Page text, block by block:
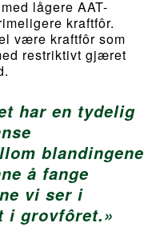
lågere AAT-
kraftfôr.
være kraftfôr som
restriktivt gjæret
har en tydelig
blandingene
å fange
vi ser i
i grovfôret.»